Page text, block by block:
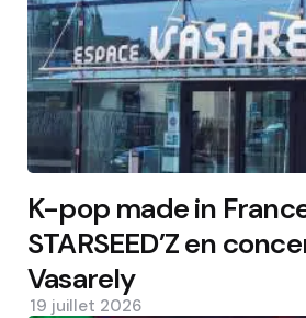
K-pop made in
STARSEED’Z en
Vasarely
19 juillet 2026